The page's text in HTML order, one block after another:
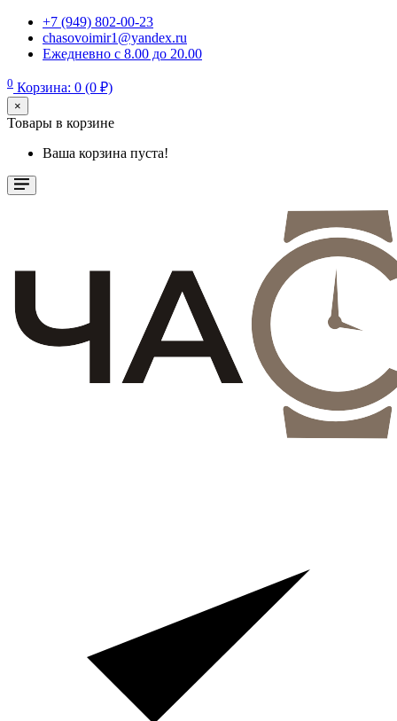
+7 (949) 802-00-23
chasovoimir1@yandex.ru
Ежедневно с 8.00 до 20.00
0 Корзина: 0 (0 ₽)
×
Товары в корзине
Ваша корзина пуста!